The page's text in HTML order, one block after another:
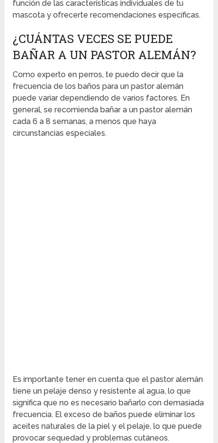
función de las características individuales de tu
mascota y ofrecerte recomendaciones específicas.
¿CUÁNTAS VECES SE PUEDE
BAÑAR A UN PASTOR ALEMÁN?
Como experto en perros, te puedo decir que la
frecuencia de los baños para un pastor alemán
puede variar dependiendo de varios factores. En
general, se recomienda bañar a un pastor alemán
cada 6 a 8 semanas, a menos que haya
circunstancias especiales.
Es importante tener en cuenta que el pastor alemán
tiene un pelaje denso y resistente al agua, lo que
significa que no es necesario bañarlo con demasiada
frecuencia. El exceso de baños puede eliminar los
aceites naturales de la piel y el pelaje, lo que puede
provocar sequedad y problemas cutáneos.